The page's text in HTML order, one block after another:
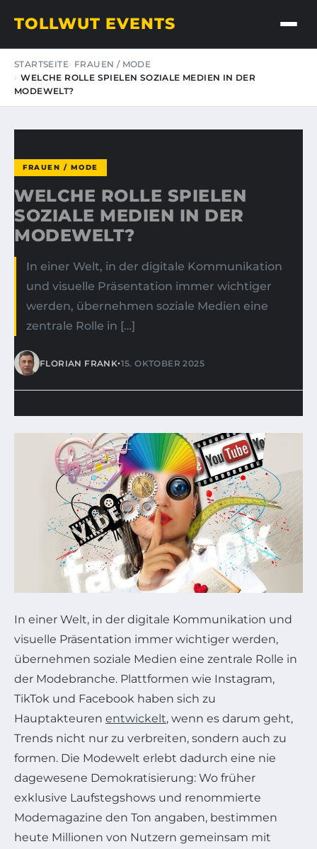
TOLLWUT EVENTS
STARTSEITE FRAUEN / MODE
WELCHE ROLLE SPIELEN SOZIALE MEDIEN IN DER
MODEWELT?
FRAUEN / MODE
WELCHE ROLLE SPIELEN
SOZIALE MEDIEN IN DER
MODEWELT?
In einer Welt, in der digitale Kommunikation
und visuelle Präsentation immer wichtiger
werden, übernehmen soziale Medien eine
zentrale Rolle in […]
FLORIAN FRANK•15. OKTOBER 2025
In einer Welt, in der digitale Kommunikation und
visuelle Präsentation immer wichtiger werden,
übernehmen soziale Medien eine zentrale Rolle in
der Modebranche. Plattformen wie Instagram,
TikTok und Facebook haben sich zu
Hauptakteuren entwickelt, wenn es darum geht,
Trends nicht nur zu verbreiten, sondern auch zu
formen. Die Modewelt erlebt dadurch eine nie
dagewesene Demokratisierung: Wo früher
exklusive Laufstegshows und renommierte
Modemagazine den Ton angaben, bestimmen
heute Millionen von Nutzern gemeinsam mit